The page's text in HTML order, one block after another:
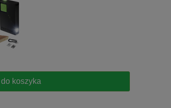
do koszyka